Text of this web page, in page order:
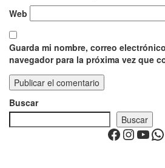
Web
Guarda mi nombre, correo
navegador para la próxima vez que
Buscar
Buscar
Facebook